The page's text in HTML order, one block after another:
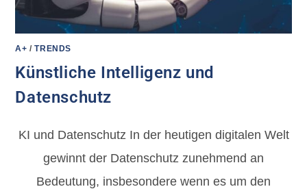
A+ /TRENDS
Künstliche Intelligenz und
Datenschutz
KI und Datenschutz In der heutigen digitalen Welt
gewinnt der Datenschutz zunehmend an
Bedeutung, insbesondere wenn es um den